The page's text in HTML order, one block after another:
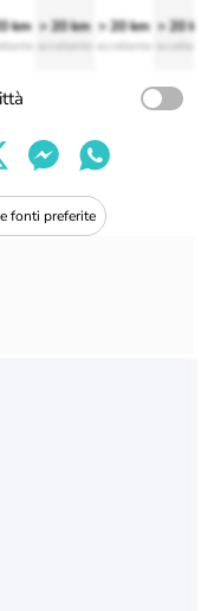
km > 20 km
eccellente
> 20 km
eccellente
> 20
fonti preferite